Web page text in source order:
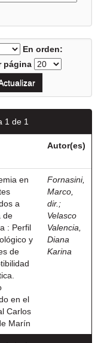
En orden:
página
1 de 1
Autor(es)
en
a
de
: Perfil
y
de
en el
Carlos
Marín
Fornasini,
Marco,
dir. ;
Velasco
Valencia,
Diana
Karina